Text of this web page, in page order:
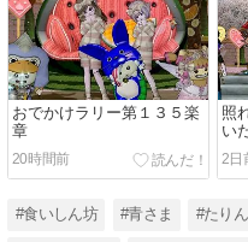
おでかけラリー第１３５楽
章
20時間前
照
い
2日
#食いしん坊 #青さま #たり